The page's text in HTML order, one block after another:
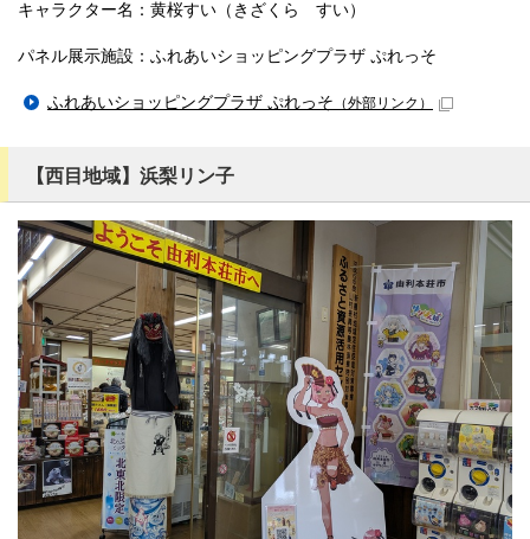
キャラクター名：黄桜すい（きざくら すい）
パネル展示施設：ふれあいショッピングプラザ ぷれっそ
ふれあいショッピングプラザ ぷれっそ （外部リンク）
【西目地域】浜梨リン子